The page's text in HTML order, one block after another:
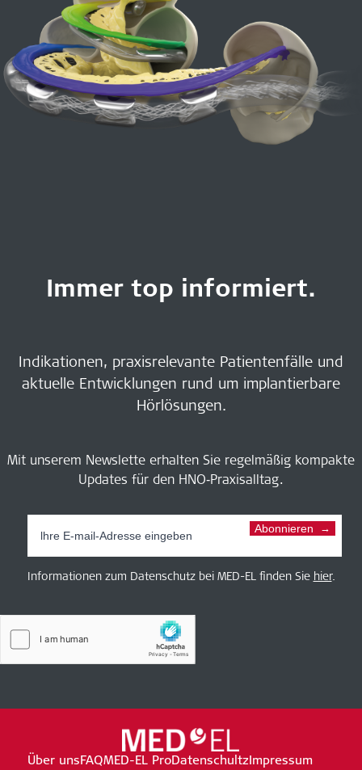
Immer top informiert.
Indikationen, praxisrelevante Patientenfälle und
aktuelle Entwicklungen rund um implantierbare
Hörlösungen.
Mit unserem Newslette erhalten Sie regelmäßig kompakte
Updates für den HNO‑Praxisalltag.
Abonnieren
Informationen zum Datenschutz bei MED-EL finden Sie hier.
Über unsFAQMED-EL ProDatenschultzImpressum